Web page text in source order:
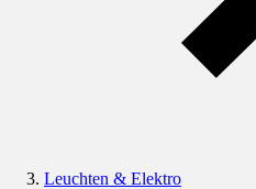
Leuchten & Elektro